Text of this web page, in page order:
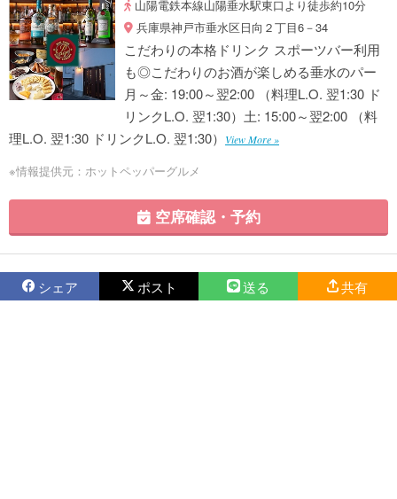
山陽電鉄本線山陽垂水駅東口より徒歩約10分
兵庫県神戸市垂水区日向２丁目6－34
こだわりの本格ドリンク スポーツバー利用
も◎こだわりのお酒が楽しめる垂水のパー
月～金: 19:00～翌2:00 （料理L.O. 翌1:30 ド
リンクL.O. 翌1:30）土: 15:00～翌2:00 （料
理L.O. 翌1:30 ドリンクL.O. 翌1:30）
View More »
※情報提供元：ホットペッパーグルメ
空席確認・予約
シェア ポスト 送る 共有